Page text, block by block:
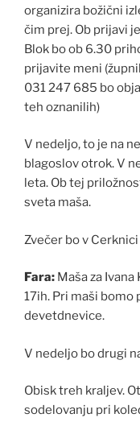
organizira božični
čim prej. Ob prijavi
Blok bo ob 6.30
prijavite meni
031 247 685 bo
teh oznanilih)
V nedeljo, to je na
blagoslov otrok. V
leta. Ob tej
sveta maša.
Zvečer bo v
Fara: Maša za
17ih. Pri maši bomo
devetdnevice.
V nedeljo bo drugi
Obisk treh kraljev.
sodelovanju pri